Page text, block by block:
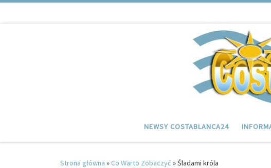
NEWSY COSTABLANCA24
Strona główna »Co Warto Zobaczyć »Śladami króla